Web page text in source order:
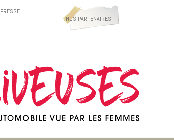
PRESSE
NOS PARTENAIRES